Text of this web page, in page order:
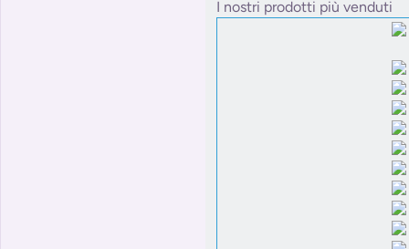
I nostri prodotti più venduti